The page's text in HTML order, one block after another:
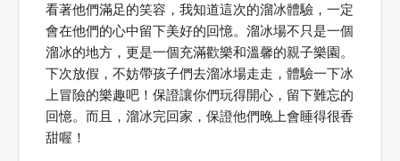
看著他們滿足的笑容，我知道這次的溜冰體驗，一定
會在他們的心中留下美好的回憶。溜冰場不只是一個
溜冰的地方，更是一個充滿歡樂和溫馨的親子樂園。
下次放假，不妨帶孩子們去溜冰場走走，體驗一下冰
上冒險的樂趣吧！保證讓你們玩得開心，留下難忘的
回憶。而且，溜冰完回家，保證他們晚上會睡得很香
甜喔！